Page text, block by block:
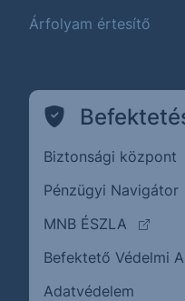
Árfolyam értesítő
Biztonsági központ
Pénzügyi Navigátor
MNB ÉSZLA
(külső
Befektető Védelmi
Adatvédelem